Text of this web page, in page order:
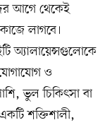
আগে থেকেই
লাগবে।
অ্যালায়েন্সগুলোকে
যোগাযোগ ও
ভুল চিকিৎসা বা
শক্তিশালী,